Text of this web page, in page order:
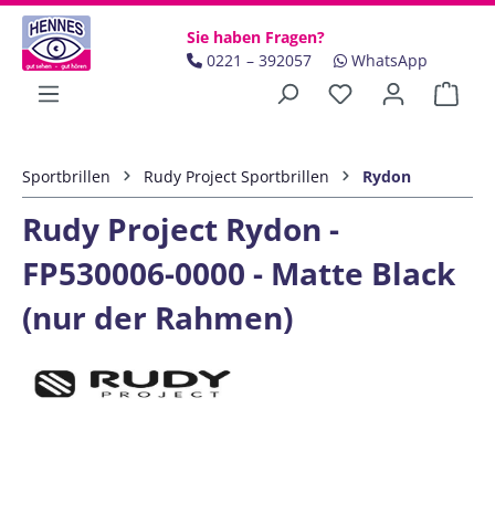
Zum Hauptinhalt springen
Sie haben Fragen?
0221 – 392057
WhatsApp
Sportbrillen Rudy Project Sportbrillen Rydon
Rudy Project Rydon -
FP530006-0000 - Matte Black
(nur der Rahmen)